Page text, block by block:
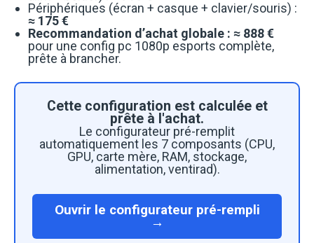
Périphériques (écran + casque + clavier/souris) :
≈ 175 €
Recommandation d’achat globale : ≈ 888 €
pour une config pc 1080p esports complète,
prête à brancher.
Cette configuration est calculée et
prête à l'achat.
Le configurateur pré-remplit
automatiquement les 7 composants (CPU,
GPU, carte mère, RAM, stockage,
alimentation, ventirad).
Ouvrir le configurateur pré-rempli
→